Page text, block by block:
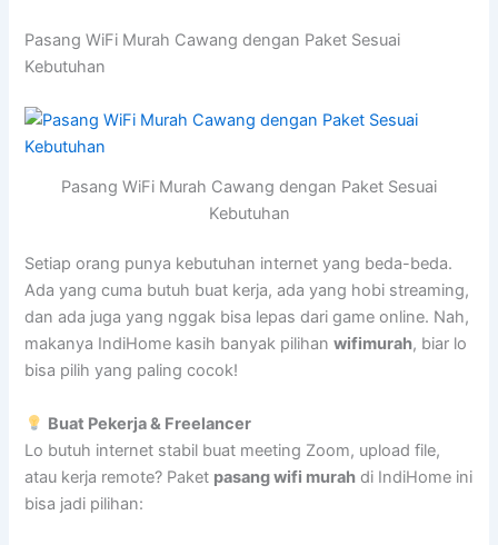
Pasang WiFi Murah Cawang dengan Paket Sesuai
Kebutuhan
Pasang WiFi Murah Cawang dengan Paket Sesuai
Kebutuhan
Setiap orang punya kebutuhan internet yang beda-beda.
Ada yang cuma butuh buat kerja, ada yang hobi streaming,
dan ada juga yang nggak bisa lepas dari game online. Nah,
makanya IndiHome kasih banyak pilihanwifimurah, biar lo
bisa pilih yang paling cocok!
Buat Pekerja & Freelancer
Lo butuh internet stabil buat meeting Zoom, upload file,
atau kerja remote? Paket pasang wifi murah di IndiHome ini
bisa jadi pilihan: